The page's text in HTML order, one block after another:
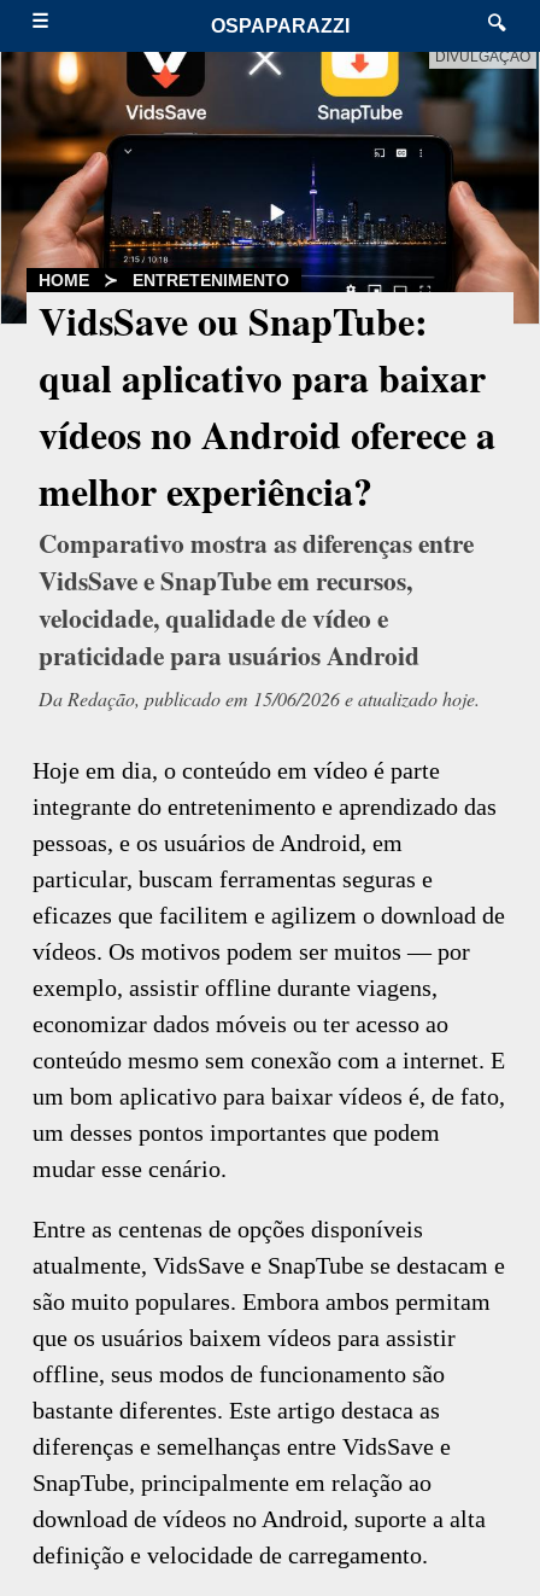
☰ OSPAPARAZZI 🔍
DIVULGAÇÃO
HOME ≻ ENTRETENIMENTO
VidsSave ou SnapTube:
qual aplicativo para baixar
vídeos no Android oferece a
melhor experiência?
Comparativo mostra as diferenças entre
VidsSave e SnapTube em recursos,
velocidade, qualidade de vídeo e
praticidade para usuários Android
Da Redação, publicado em 15/06/2026 e atualizado hoje.
Hoje em dia, o conteúdo em vídeo é parte
integrante do entretenimento e aprendizado das
pessoas, e os usuários de Android, em
particular, buscam ferramentas seguras e
eficazes que facilitem e agilizem o download de
vídeos. Os motivos podem ser muitos — por
exemplo, assistir offline durante viagens,
economizar dados móveis ou ter acesso ao
conteúdo mesmo sem conexão com a internet. E
um bom aplicativo para baixar vídeos é, de fato,
um desses pontos importantes que podem
mudar esse cenário.
Entre as centenas de opções disponíveis
atualmente, VidsSave e SnapTube se destacam e
são muito populares. Embora ambos permitam
que os usuários baixem vídeos para assistir
offline, seus modos de funcionamento são
bastante diferentes. Este artigo destaca as
diferenças e semelhanças entre VidsSave e
SnapTube, principalmente em relação ao
download de vídeos no Android, suporte a alta
definição e velocidade de carregamento.